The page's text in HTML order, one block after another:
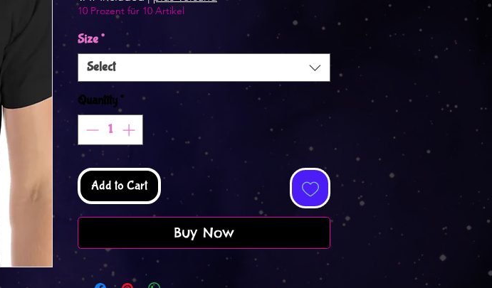
10 Prozent für 10 Artikel
Size*
Select
Quantity*
Add to Cart
Buy Now